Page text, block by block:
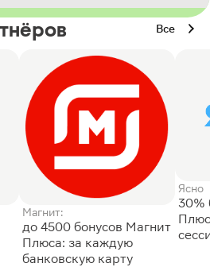
Все
Магнит:
до 4500 бонусов Магнит
Плюса: за каждую
банковскую карту
Ясно
30%